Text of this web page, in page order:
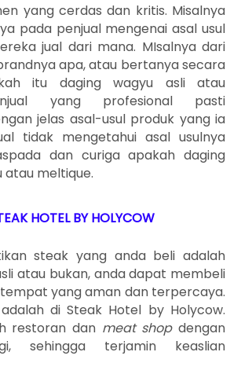
yang cerdas dan kritis. Misalnya
pada penjual mengenai asal usul
jual dari mana. MIsalnya dari
apa, atau bertanya secara
itu daging wagyu asli atau
yang profesional pasti
jelas asal-usul produk yang ia
tidak mengetahui asal usulnya
dan curiga apakah daging
meltique.
HOTEL BY HOLYCOW
steak yang anda beli adalah
atau bukan, anda dapat membeli
yang aman dan terpercaya.
di Steak Hotel by Holycow.
restoran dan meat shopdengan
sehingga terjamin keaslian